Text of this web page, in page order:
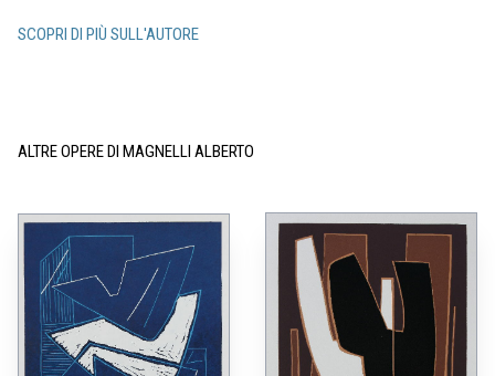
SCOPRI DI PIÙ SULL'AUTORE
ALTRE OPERE DI MAGNELLI ALBERTO